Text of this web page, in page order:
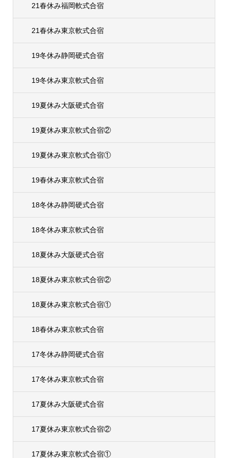
21春休み福岡軟式合宿
21春休み東京軟式合宿
19冬休み静岡硬式合宿
19冬休み東京軟式合宿
19夏休み大阪硬式合宿
19夏休み東京軟式合宿②
19夏休み東京軟式合宿①
19春休み東京軟式合宿
18冬休み静岡硬式合宿
18冬休み東京軟式合宿
18夏休み大阪硬式合宿
18夏休み東京軟式合宿②
18夏休み東京軟式合宿①
18春休み東京軟式合宿
17冬休み静岡硬式合宿
17冬休み東京軟式合宿
17夏休み大阪硬式合宿
17夏休み東京軟式合宿②
17夏休み東京軟式合宿①